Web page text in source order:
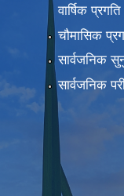
वार्षिक
चौमासिक
सार्वजनिक
सार्वजनिक